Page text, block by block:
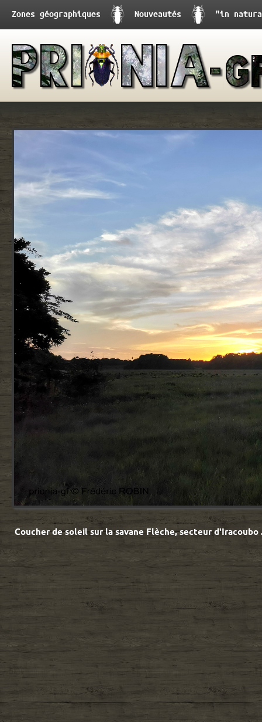
Zones géographiques Nouveautés "in
Coucher de soleil sur la savane Flèche, secteur